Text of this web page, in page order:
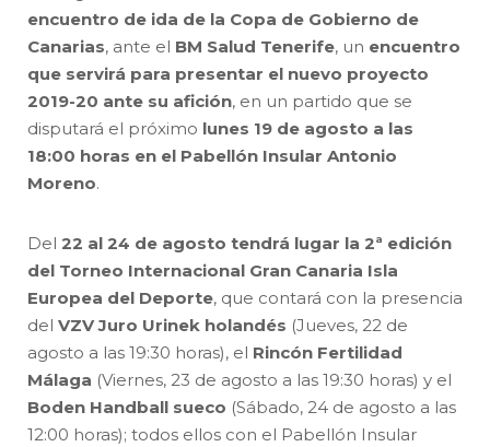
encuentro de ida de la Copa de Gobierno de
Canarias, ante el BM Salud Tenerife, un encuentro
que servirá para presentar el nuevo proyecto
2019-20 ante su afición, en un partido que se
disputará el próximo lunes 19 de agosto a las
18:00 horas en el Pabellón Insular Antonio
Moreno.
Del 22 al 24 de agosto tendrá lugar la 2ª edición
del Torneo Internacional Gran Canaria Isla
Europea del Deporte, que contará con la presencia
del VZV Juro Urinek holandés (Jueves, 22 de
agosto a las 19:30 horas), el Rincón Fertilidad
Málaga (Viernes, 23 de agosto a las 19:30 horas) y el
Boden Handball sueco (Sábado, 24 de agosto a las
12:00 horas); todos ellos con el Pabellón Insular